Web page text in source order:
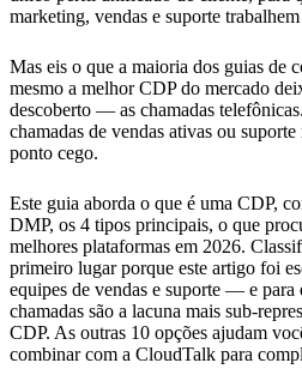
marketing, vendas e suporte
Mas eis o que a maioria dos guias de
mesmo a melhor CDP do mercado
descoberto — as chamadas
chamadas de vendas ativas ou
ponto cego.
Este guia aborda o que é uma CDP,
DMP, os 4 tipos principais, o que
melhores plataformas em 2026.
primeiro lugar porque este artigo foi
equipes de vendas e suporte — e para
chamadas são a lacuna mais sub-
CDP. As outras 10 opções ajudam
combinar com a CloudTalk para